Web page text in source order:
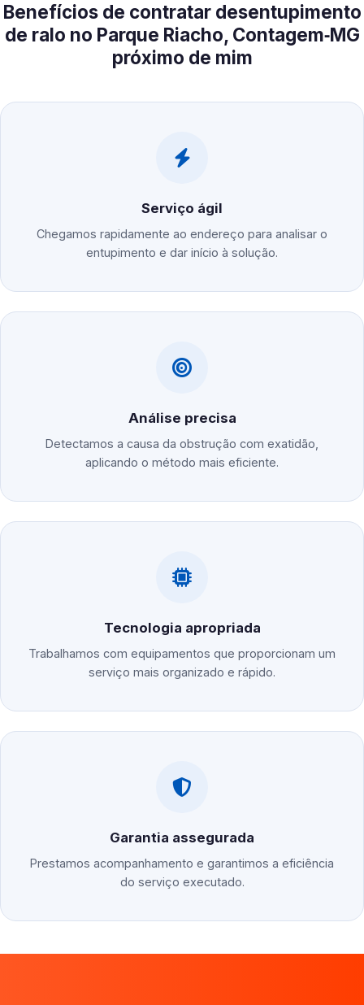
Benefícios de contratar desentupimento
de ralo no Parque Riacho, Contagem‑MG
próximo de mim
Serviço ágil
Chegamos rapidamente ao endereço para analisar o
entupimento e dar início à solução.
Análise precisa
Detectamos a causa da obstrução com exatidão,
aplicando o método mais eficiente.
Tecnologia apropriada
Trabalhamos com equipamentos que proporcionam um
serviço mais organizado e rápido.
Garantia assegurada
Prestamos acompanhamento e garantimos a eficiência
do serviço executado.